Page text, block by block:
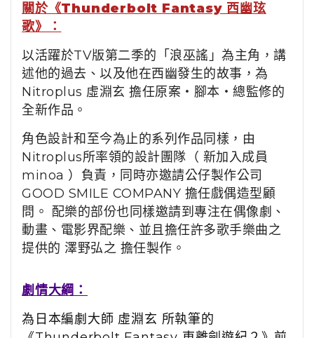
關於《Thunderbolt Fantasy 西幽玹
歌》：
以活躍於TV版第二季的「浪巫謠」為主角，講
述他的過去、以及他在西幽發生的故事，為
Nitroplus 虛淵玄 擔任原案・腳本・總監修的
全新作品。
角色設計和至今為止的系列作品同樣，由
Nitroplus所率領的設計團隊（ 新加入成員
minoa ）負責，同時亦邀請公仔製作公司
GOOD SMILE COMPANY 擔任戲偶造型顧
問。 配樂的部份也同樣邀請到專注在偶像劇、
動畫、電影界配樂、並且擔任許多歌手樂曲之
提供的 澤野弘之 擔任製作。
劇情大綱：
為日本編劇大師 虛淵玄 所執筆的